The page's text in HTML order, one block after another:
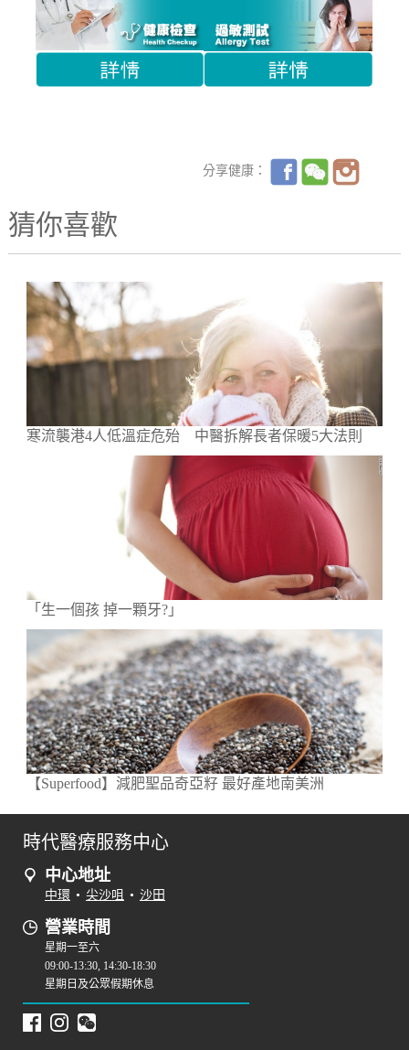
分享健康：
猜你喜歡
寒流襲港4人低溫症危殆 中醫拆解長者保暖5大法則
「生一個孩 掉一顆牙?」
【Superfood】減肥聖品奇亞籽 最好產地南美洲
時代醫療服務中心
中心地址
中環 • 尖沙咀 • 沙田
營業時間
星期一至六
09:00-13:30, 14:30-18:30
星期日及公眾假期休息